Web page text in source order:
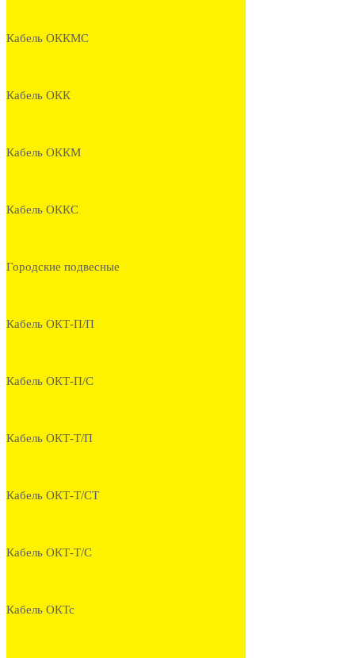
Кабель ОККМС
Кабель ОКК
Кабель ОККМ
Кабель ОККС
Городские подвесные
Кабель ОКТ-П/П
Кабель ОКТ-П/С
Кабель ОКТ-Т/П
Кабель ОКТ-Т/СТ
Кабель ОКТ-Т/С
Кабель ОКТс